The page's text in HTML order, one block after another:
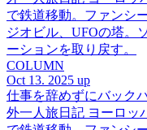
で鉄道移動。ファンシ
ジオビル、UFOの塔。
ーションを取り戻す。
COLUMN
Oct 13. 2025 up
仕事を辞めずにバック
外一人旅日記 ヨーロッ